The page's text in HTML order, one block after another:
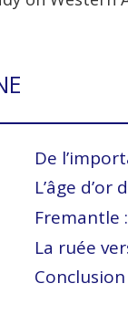
De
L’âge d’or
Fremantle
La ruée
Conclusion